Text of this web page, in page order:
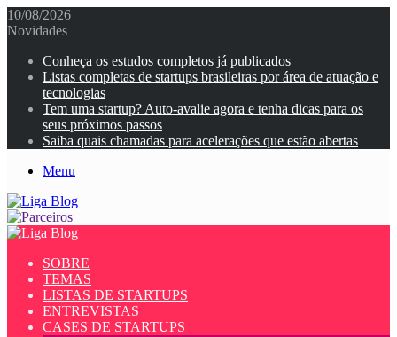
10/08/2026
Novidades
Conheça os estudos completos já publicados
Listas completas de startups brasileiras por área de atuação e
tecnologias
Tem uma startup? Auto-avalie agora e tenha dicas para os
seus próximos passos
Saiba quais chamadas para acelerações que estão abertas
Menu
SOBRE
TEMAS
LISTAS DE STARTUPS
ENTREVISTAS
CASES DE STARTUPS